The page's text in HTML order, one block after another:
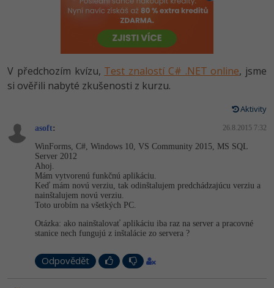
HTML5, CSS3, Bootstrap, SEO
SQL a databáze
Testování a verzování
ASP.NET MVC
Django
Best practices
JavaScript
Python
MS-SQL
SQLite
Vývojář mobilních aplikací
Specialista na AI a bigdata
C# Game developer
Webdesigner
Systémový administrátor
Grafik / UX/UI návrhář
3D grafik
Projektový manažer
Databázový analytik
Python -80%
JavaScript -80%
PHP
-80%
Kotlin -80%
C -80%
VB.NET
Návrh SW -80%
V předchozím kvízu, Test znalostí C# .NET online, jsme
si ověřili nabyté zkušenosti z kurzu.
Aktivity
asoft: 26.8.2015 7:32
WinForms, C#, Windows 10, VS Community 2015, MS SQL
Server 2012
Ahoj.
Mám vytvorenú funkčnú aplikáciu.
Keď mám novú verziu, tak odinštalujem predchádzajúcu verziu a
nainštalujem novú verziu.
Toto urobím na všetkých PC.
Otázka: ako nainštalovať aplikáciu iba raz na server a pracovné
stanice nech fungujú z inštalácie zo servera ?
Odpovědět